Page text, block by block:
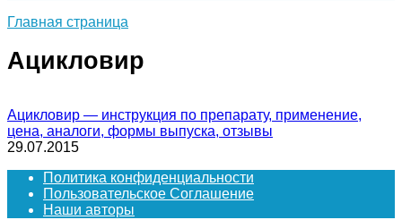
Главная страница
Ацикловир
Ацикловир — инструкция по препарату, применение,
цена, аналоги, формы выпуска, отзывы
29.07.2015
Политика конфиденциальности
Пользовательское Соглашение
Наши авторы